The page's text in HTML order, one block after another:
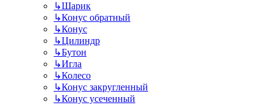
↳Шарик
↳Конус обратный
↳Конус
↳Цилиндр
↳Бутон
↳Игла
↳Колесо
↳Конус закругленный
↳Конус усеченный